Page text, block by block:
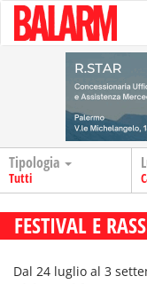
Tipologia
Tutti
FESTIVAL E
Dal 24 luglio al 3